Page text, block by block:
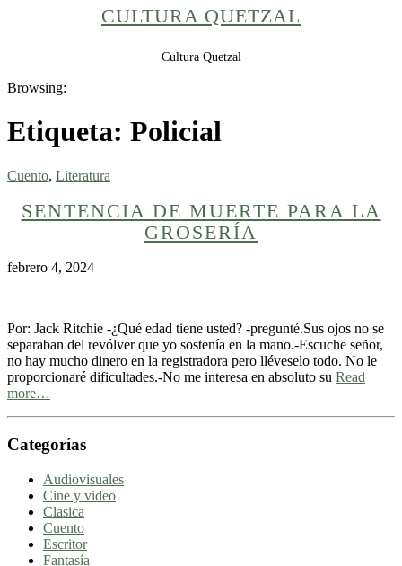
CULTURA QUETZAL
Cultura Quetzal
Browsing:
Etiqueta: Policial
Cuento, Literatura
SENTENCIA DE MUERTE PARA LA
GROSERÍA
febrero 4, 2024
Por: Jack Ritchie -¿Qué edad tiene usted? -pregunté.Sus ojos no se
separaban del revólver que yo sostenía en la mano.-Escuche señor,
no hay mucho dinero en la registradora pero lléveselo todo. No le
proporcionaré dificultades.-No me interesa en absoluto su Read
more…
Categorías
Audiovisuales
Cine y video
Clasica
Cuento
Escritor
Fantasía